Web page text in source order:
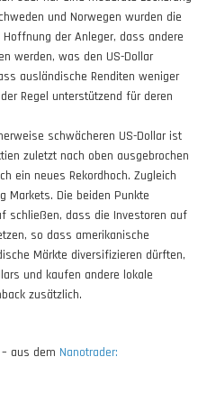
und Norwegen wurden die
der Anleger, dass andere
werden, was den US-Dollar
ausländische Renditen weniger
Regel unterstützend für deren
schwächeren US-Dollar ist
zuletzt nach oben ausgebrochen
ein neues Rekordhoch. Zugleich
Markets. Die beiden Punkte
schließen, dass die Investoren auf
so dass amerikanische
Märkte diversifizieren dürften,
und kaufen andere lokale
zusätzlich.
aus dem Nanotrader: